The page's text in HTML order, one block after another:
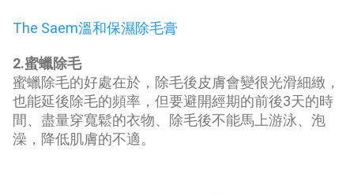
The Saem溫和保濕除毛膏
2.蜜蠟除毛
蜜蠟除毛的好處在於，除毛後皮膚會變很光滑細緻，
也能延後除毛的頻率，但要避開經期的前後3天的時
間、盡量穿寬鬆的衣物、除毛後不能馬上游泳、泡
澡，降低肌膚的不適。